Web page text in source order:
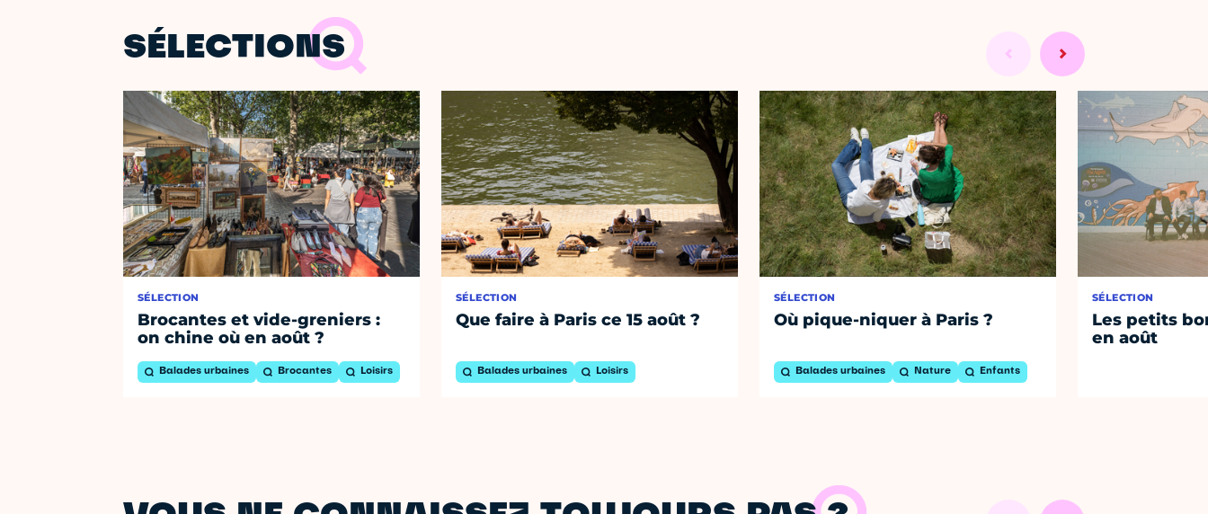
SÉLECTIONS
SÉLECTION
Brocantes et vide-greniers :
on chine où en août ?
Balades urbaines Brocantes Loisirs
SÉLECTION
Que faire à Paris ce 15 août ?
Balades urbaines Loisirs
SÉLECTION
Où pique-niquer à Paris ?
Balades urbaines Nature Enfants
SÉLECTION
Les petits
en août